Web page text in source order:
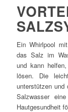
Ein Whirlpool
das Salz im
und kann
lösen. Die
unterstützen
Salzwasser
Hautgesundheit